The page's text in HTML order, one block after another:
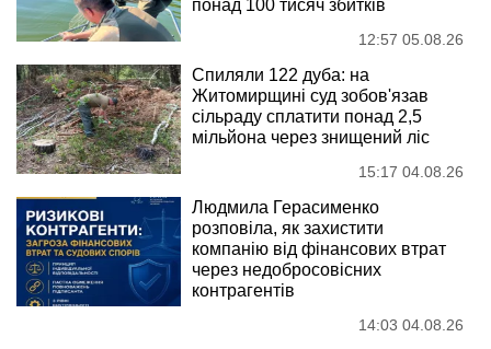
понад 100 тисяч збитків
12:57 05.08.26
Спиляли 122 дуба: на
Житомирщині суд зобов'язав
сільраду сплатити понад 2,5
мільйона через знищений ліс
15:17 04.08.26
Людмила Герасименко
розповіла, як захистити
компанію від фінансових втрат
через недобросовісних
контрагентів
14:03 04.08.26